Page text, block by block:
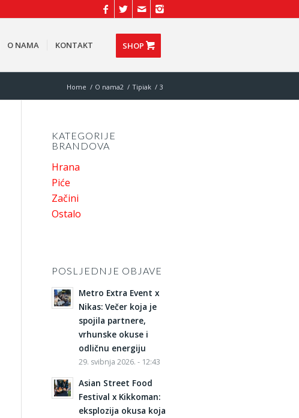
O NAMA KONTAKT SHOP
Home / O nama2 / Tipiak / 3
KATEGORIJE
BRANDOVA
Hrana
Piće
Začini
Ostalo
POSLJEDNJE OBJAVE
Metro Extra Event x
Nikas: Večer koja je
spojila partnere,
vrhunske okuse i
odličnu energiju
29. svibnja 2026. - 12:43
Asian Street Food
Festival x Kikkoman:
eksplozija okusa koja